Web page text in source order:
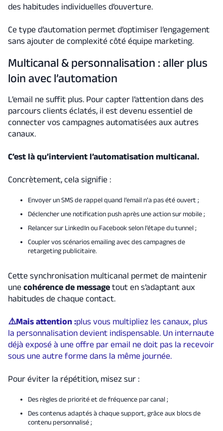
des habitudes individuelles d’ouverture.
Ce type d’automation permet d’optimiser l’engagement
sans ajouter de complexité côté équipe marketing.
Multicanal & personnalisation : aller plus
loin avec l’automation
L’email ne suffit plus. Pour capter l’attention dans des
parcours clients éclatés, il est devenu essentiel de
connecter vos campagnes automatisées aux autres
canaux.
C’est là qu’intervient l’automatisation multicanal.
Concrètement, cela signifie :
Envoyer un SMS de rappel quand l’email n’a pas été ouvert ;
Déclencher une notification push après une action sur mobile ;
Relancer sur LinkedIn ou Facebook selon l’étape du tunnel ;
Coupler vos scénarios emailing avec des campagnes de
retargeting publicitaire.
Cette synchronisation multicanal permet de maintenir
une cohérence de messagetout en s’adaptant aux
habitudes de chaque contact.
⚠️Mais attention :plus vous multipliez les canaux, plus
la personnalisation devient indispensable. Un internaute
déjà exposé à une offre par email ne doit pas la recevoir
sous une autre forme dans la même journée.
Pour éviter la répétition, misez sur :
Des règles de priorité et de fréquence par canal ;
Des contenus adaptés à chaque support, grâce aux blocs de
contenu personnalisé ;